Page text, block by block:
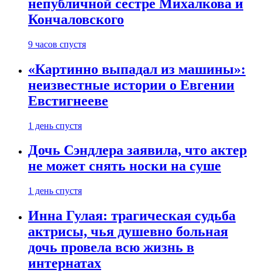
непубличной сестре Михалкова и
Кончаловского
9 часов спустя
«Картинно выпадал из машины»:
неизвестные истории о Евгении
Евстигнееве
1 день спустя
Дочь Сэндлера заявила, что актер
не может снять носки на суше
1 день спустя
Инна Гулая: трагическая судьба
актрисы, чья душевно больная
дочь провела всю жизнь в
интернатах